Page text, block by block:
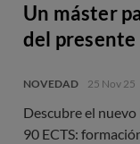
Un máster
del presente
NOVEDAD 25 Nov 25
Descubre el
90 ECTS: